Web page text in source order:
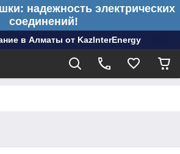
надежность электрических
соединений!
в Алматы от KazInterEnergy